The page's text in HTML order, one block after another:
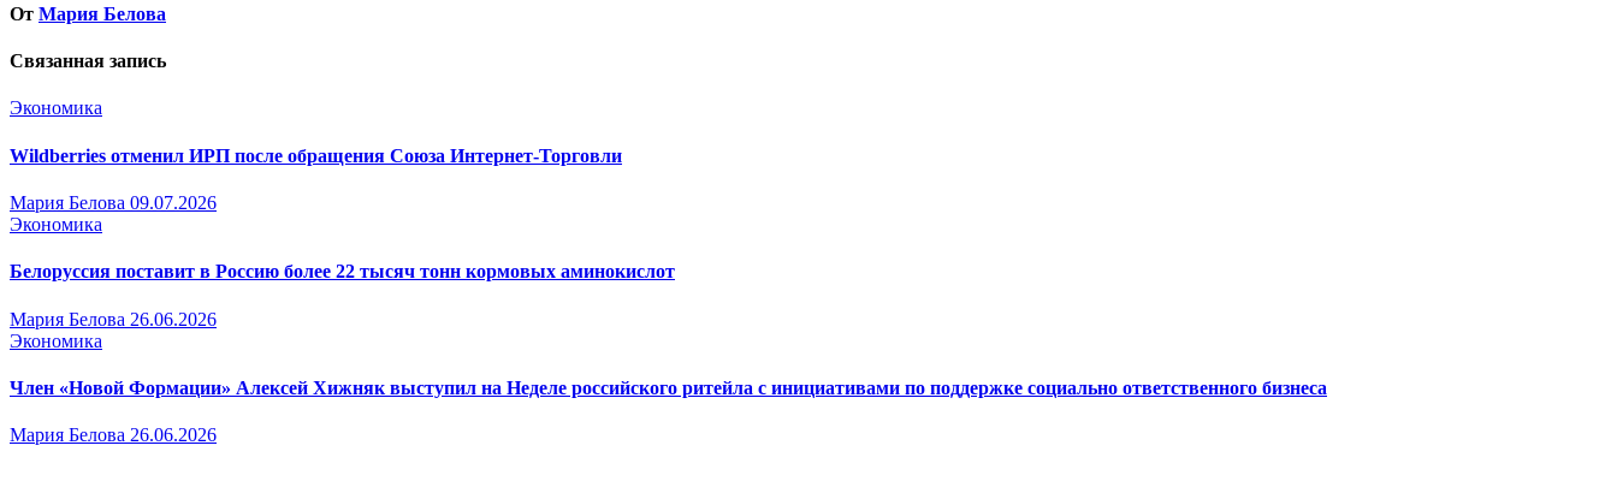
От Мария Белова
Связанная запись
Экономика
Wildberries отменил ИРП после обращения Союза Интернет-Торговли
Мария Белова 09.07.2026
Экономика
Белоруссия поставит в Россию более 22 тысяч тонн кормовых аминокислот
Мария Белова 26.06.2026
Экономика
Член «Новой Формации» Алексей Хижняк выступил на Неделе российского ритейла с инициативами по поддержке социально ответственного бизнеса
Мария Белова 26.06.2026